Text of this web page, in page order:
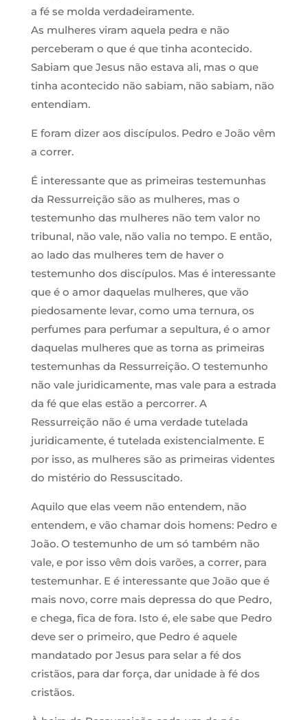
a fé se molda verdadeiramente.
As mulheres viram aquela pedra e não
perceberam o que é que tinha acontecido.
Sabiam que Jesus não estava ali, mas o que
tinha acontecido não sabiam, não sabiam, não
entendiam.
E foram dizer aos discípulos. Pedro e João vêm
a correr.
É interessante que as primeiras testemunhas
da Ressurreição são as mulheres, mas o
testemunho das mulheres não tem valor no
tribunal, não vale, não valia no tempo. E então,
ao lado das mulheres tem de haver o
testemunho dos discípulos. Mas é interessante
que é o amor daquelas mulheres, que vão
piedosamente levar, como uma ternura, os
perfumes para perfumar a sepultura, é o amor
daquelas mulheres que as torna as primeiras
testemunhas da Ressurreição. O testemunho
não vale juridicamente, mas vale para a estrada
da fé que elas estão a percorrer. A
Ressurreição não é uma verdade tutelada
juridicamente, é tutelada existencialmente. E
por isso, as mulheres são as primeiras videntes
do mistério do Ressuscitado.
Aquilo que elas veem não entendem, não
entendem, e vão chamar dois homens: Pedro e
João. O testemunho de um só também não
vale, e por isso vêm dois varões, a correr, para
testemunhar. E é interessante que João que é
mais novo, corre mais depressa do que Pedro,
e chega, fica de fora. Isto é, ele sabe que Pedro
deve ser o primeiro, que Pedro é aquele
mandatado por Jesus para selar a fé dos
cristãos, para dar força, dar unidade à fé dos
cristãos.